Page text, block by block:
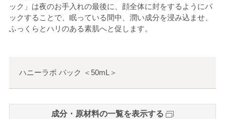
ック」は夜のお手入れの最後に、顔全体に封をするようにパ
ックすることで、眠っている間中、潤い成分を浸み込ませ、
ふっくらとハリのある素肌へと促します。
ハニーラボ パック ＜ 50mL ＞
成分・原材料の一覧を表示する